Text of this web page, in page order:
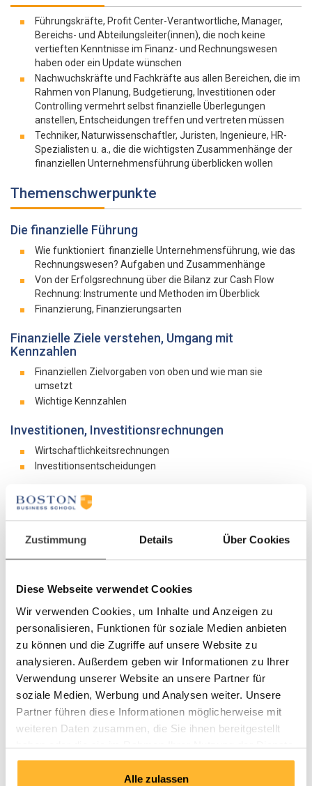
Zustimmung Details Über Cookies
Diese Webseite verwendet Cookies
Wir verwenden Cookies, um Inhalte und Anzeigen zu
personalisieren, Funktionen für soziale Medien anbieten
zu können und die Zugriffe auf unsere Website zu
analysieren. Außerdem geben wir Informationen zu Ihrer
Verwendung unserer Website an unsere Partner für
soziale Medien, Werbung und Analysen weiter. Unsere
Partner führen diese Informationen möglicherweise mit
weiteren Daten zusammen, die Sie ihnen bereitgestellt
haben oder die sie im Rahmen Ihrer Nutzung der Dienste
gesammelt haben.
Alle zulassen
Führungskräfte, Profit Center-Verantwortliche, Manager,
Bereichs- und Abteilungsleiter(innen), die noch keine
vertieften Kenntnisse im Finanz- und Rechnungswesen
haben oder ein Update wünschen
Nachwuchskräfte und Fachkräfte aus allen Bereichen, die im
Rahmen von Planung, Budgetierung, Investitionen oder
Controlling vermehrt selbst finanzielle Überlegungen
anstellen, Entscheidungen treffen und vertreten müssen
Techniker, Naturwissenschaftler, Juristen, Ingenieure, HR-
Spezialisten u. a., die die wichtigsten Zusammenhänge der
finanziellen Unternehmensführung überblicken wollen
Themenschwerpunkte
Die finanzielle Führung
Wie funktioniert finanzielle Unternehmensführung, wie das
Rechnungswesen? Aufgaben und Zusammenhänge
Von der Erfolgsrechnung über die Bilanz zur Cash Flow
Rechnung: Instrumente und Methoden im Überblick
Finanzierung, Finanzierungsarten
Finanzielle Ziele verstehen, Umgang mit
Kennzahlen
Finanziellen Zielvorgaben von oben und wie man sie
umsetzt
Wichtige Kennzahlen
Investitionen, Investitionsrechnungen
Wirtschaftlichkeitsrechnungen
Investitionsentscheidungen
Planung und Budgetierung
Budgetierung
Umsatz-, Cash Flow- und Renditeziele
Kostenmanagement
Kostenstrukturen und Kostenarten
Deckungsbeitragsrechnung
Kalkulation und Preisfindung
Controlling
Kennzahlen-Systeme zur Steuerung
Business Plan